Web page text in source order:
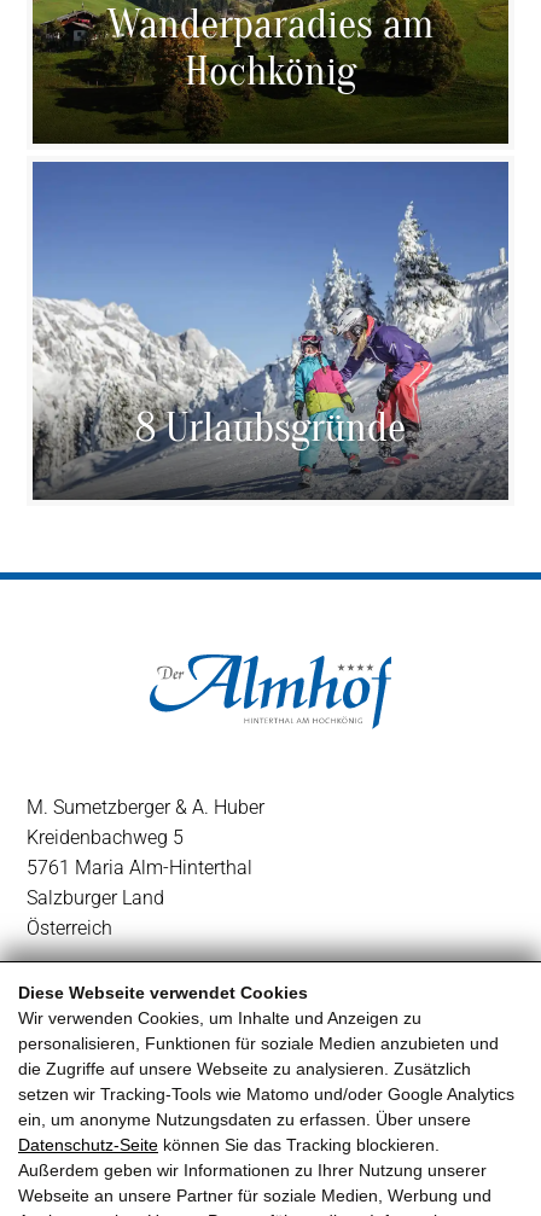
Diese Webseite verwendet Cookies
Wir verwenden Cookies, um Inhalte und Anzeigen zu
personalisieren, Funktionen für soziale Medien anzubieten und
die Zugriffe auf unsere Webseite zu analysieren. Zusätzlich
setzen wir Tracking-Tools wie Matomo und/oder Google Analytics
ein, um anonyme Nutzungsdaten zu erfassen. Über unsere
Datenschutz-Seite können Sie das Tracking blockieren.
Außerdem geben wir Informationen zu Ihrer Nutzung unserer
Webseite an unsere Partner für soziale Medien, Werbung und
Wanderparadies am
Hochkönig
8 Urlaubsgründe
M. Sumetzberger & A. Huber
Kreidenbachweg 5
5761 Maria Alm-Hinterthal
Salzburger Land
Österreich
+43 6584 84 14
office@almhof.co.at